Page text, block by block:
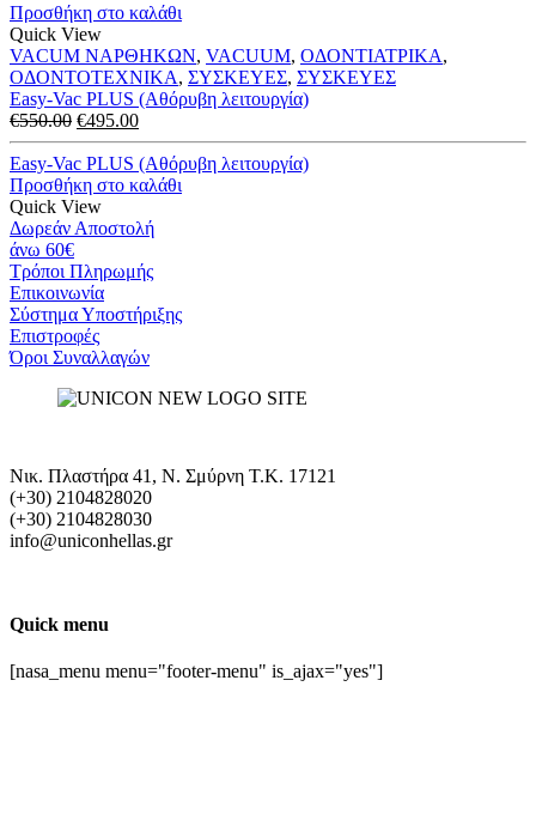
€495.00.
Προσθήκη στο καλάθι
Quick View
VACUM ΝΑΡΘΗΚΩΝ, VACUUM, ΟΔΟΝΤΙΑΤΡΙΚΑ,
ΟΔΟΝΤΟΤΕΧΝΙΚΑ, ΣΥΣΚΕΥΕΣ, ΣΥΣΚΕΥΕΣ
Easy-Vac PLUS (Αθόρυβη λειτουργία)
€550.00 Original
price
was:
€550.00.
€495.00Η
τρέχουσα
τιμή
είναι:
Easy-Vac PLUS (Αθόρυβη λειτουργία)
Προσθήκη στο καλάθι
Quick View
Δωρεάν Αποστολή
άνω 60€
Τρόποι Πληρωμής
Eπικοινωνία
Σύστημα Υποστήριξης
Επιστροφές
Όροι Συναλλαγών
Νικ. Πλαστήρα 41, Ν. Σμύρνη T.K. 17121
(+30) 2104828020
(+30) 2104828030
info@uniconhellas.gr
Quick menu
[nasa_menu menu="footer-menu" is_ajax="yes"]